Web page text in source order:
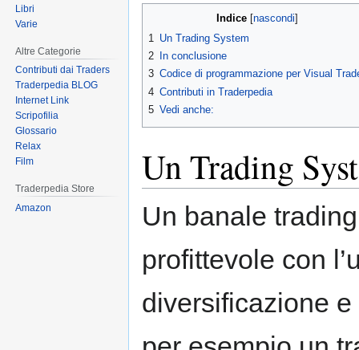
Indice
1
Un Trading System
2
In conclusione
3 Codice di programmazione per Visual
4 Contributi in Traderpedia
5 Vedi anche:
Un Trading
Un banale
profittevole con
diversificazione
Libri
Varie
Altre Categorie
Contributi dai Traders
Traderpedia BLOG
Internet Link
Scripofilia
Glossario
Relax
Film
Traderpedia Store
Amazon